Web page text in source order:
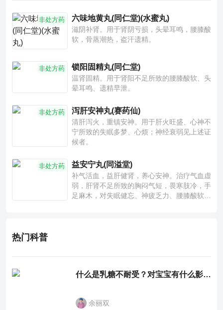
非处方药 六味地黄丸(同仁堂)(水蜜丸)
滋阴补肾。用于肾阴亏损，头晕耳鸣，腰膝酸
软，骨蒸潮热，盗汗遗精。
非处方药 锁阳固精丸(同仁堂)
温肾固精。用于肾阳不足所致的腰膝酸软、头
晕耳鸣、遗精早泄。
非处方药 泻肝安神丸(赛药仙)
清肝泻火，重镇安神。用于肝火旺盛、心神不
宁所致的失眠多梦、心烦；神经衰弱见上述证
候者。
非处方药 益安宁丸(同溢堂)
补气活血，益肝健肾，养心安神。治疗气血虚
弱，肝肾不足所致的胸闷气短，畏寒肢冷，手
足麻木，对失眠健忘、神疲乏力、腰膝酸软也
热门科普
什么是乳糖不耐受？对宝宝有什么影响？
余丽双